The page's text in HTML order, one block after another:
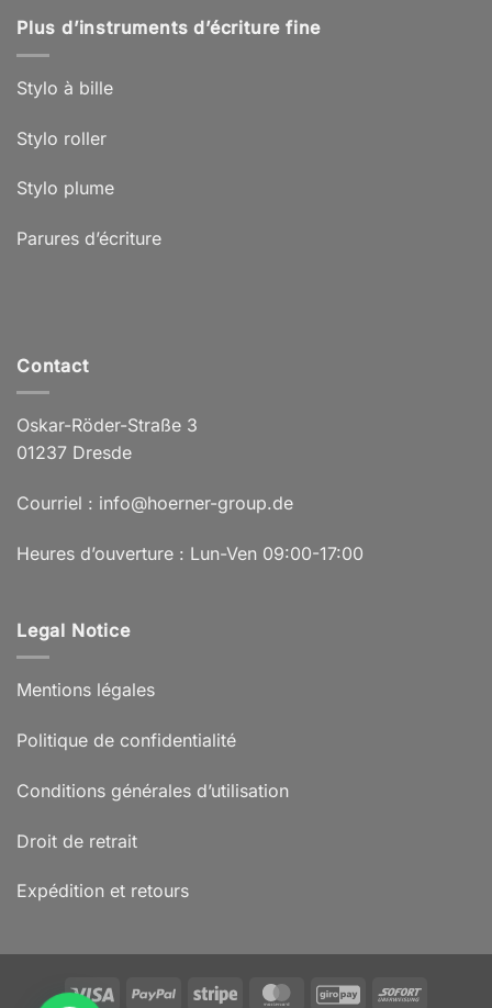
Plus d’instruments d’écriture fine
Stylo à bille
Stylo roller
Stylo plume
Parures d’écriture
Contact
Oskar-Röder-Straße 3
01237 Dresde
Courriel : info@hoerner-group.de
Heures d’ouverture : Lun-Ven 09:00-17:00
Legal Notice
Mentions légales
Politique de confidentialité
Conditions générales d’utilisation
Droit de retrait
Expédition et retours
Visa PayPal Stripe MasterCardGiroPaySofort